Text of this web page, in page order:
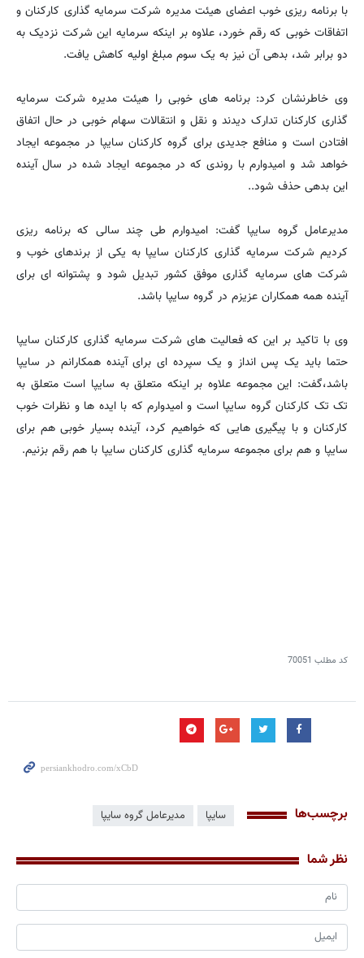
با برنامه ریزی خوب اعضای هیئت مدیره شرکت سرمایه گذاری کارکنان و
اتفاقات خوبی که رقم خورد، علاوه بر اینکه سرمایه این شرکت نزدیک به
دو برابر شد، بدهی آن نیز به یک سوم مبلغ اولیه کاهش یافت.
وی خاطرنشان کرد: برنامه های خوبی را هیئت مدیره شرکت سرمایه
گذاری کارکنان تدارک دیدند و نقل و انتقالات سهام خوبی در حال اتفاق
افتادن است و منافع جدیدی برای گروه کارکنان سایپا در مجموعه ایجاد
خواهد شد و امیدوارم با روندی که در مجموعه ایجاد شده در سال آینده
این بدهی حذف شود..
مدیرعامل گروه سایپا گفت: امیدوارم طی چند سالی که برنامه ریزی
کردیم شرکت سرمایه گذاری کارکنان سایپا به یکی از برندهای خوب و
شرکت های سرمایه گذاری موفق کشور تبدیل شود و پشتوانه ای برای
آینده همه همکاران عزیزم در گروه سایپا باشد.
وی با تاکید بر این که فعالیت های شرکت سرمایه گذاری کارکنان سایپا
حتما باید یک پس انداز و یک سپرده ای برای آینده همکارانم در سایپا
باشد،گفت: این مجموعه علاوه بر اینکه متعلق به سایپا است متعلق به
تک تک کارکنان گروه سایپا است و امیدوارم که با ایده ها و نظرات خوب
کارکنان و با پیگیری هایی که خواهیم کرد، آینده بسیار خوبی هم برای
سایپا و هم برای مجموعه سرمایه گذاری کارکنان سایپا با هم رقم بزنیم.
کد مطلب 70051
برچسب‌ها سایپا مدیرعامل گروه سایپا
نظر شما